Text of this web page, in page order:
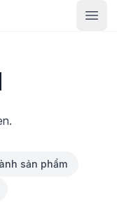
Mở
sản phẩm